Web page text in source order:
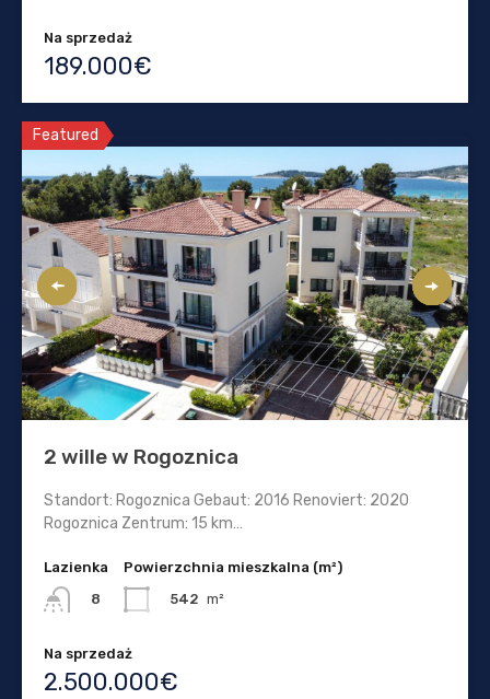
Na sprzedaż
189.000€
Featured
2 wille w Rogoznica
Standort: Rogoznica Gebaut: 2016 Renoviert: 2020
Rogoznica Zentrum: 15 km…
Lazienka
8
Powierzchnia mieszkalna (m²)
542 m²
Na sprzedaż
2.500.000€